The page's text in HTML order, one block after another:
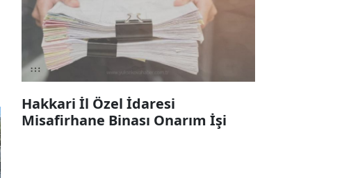
Hakkari İl Özel İdaresi
Misafirhane Binası Onarım İşi